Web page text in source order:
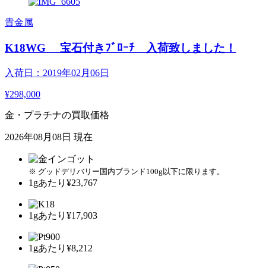
貴金属
K18WG 宝石付きﾌﾞﾛｰﾁ 入荷致しました！
入荷日：2019年02月06日
¥298,000
金・プラチナの買取価格
2026年08月08日 現在
※ グッドデリバリー国内ブランド100g以下に限ります。
1gあたり ¥23,767
1gあたり ¥17,903
1gあたり ¥8,212